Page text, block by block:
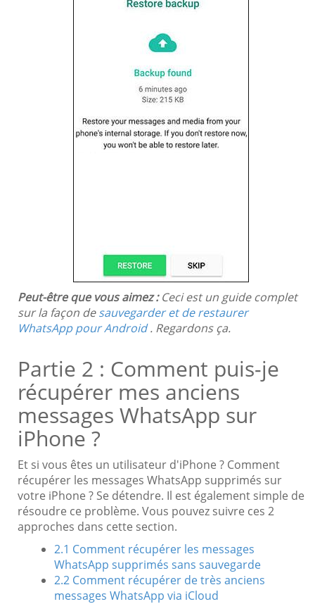
Peut-être que vous aimez :Ceci est un guide complet
sur la façon desauvegarder et de restaurer
WhatsApp pour Android. Regardons ça.
Partie 2 : Comment puis-je
récupérer mes anciens
messages WhatsApp sur
iPhone ?
Et si vous êtes un utilisateur d'iPhone ? Comment
récupérer les messages WhatsApp supprimés sur
votre iPhone ? Se détendre. Il est également simple de
résoudre ce problème. Vous pouvez suivre ces 2
approches dans cette section.
2.1 Comment récupérer les messages
WhatsApp supprimés sans sauvegarde
2.2 Comment récupérer de très anciens
messages WhatsApp via iCloud